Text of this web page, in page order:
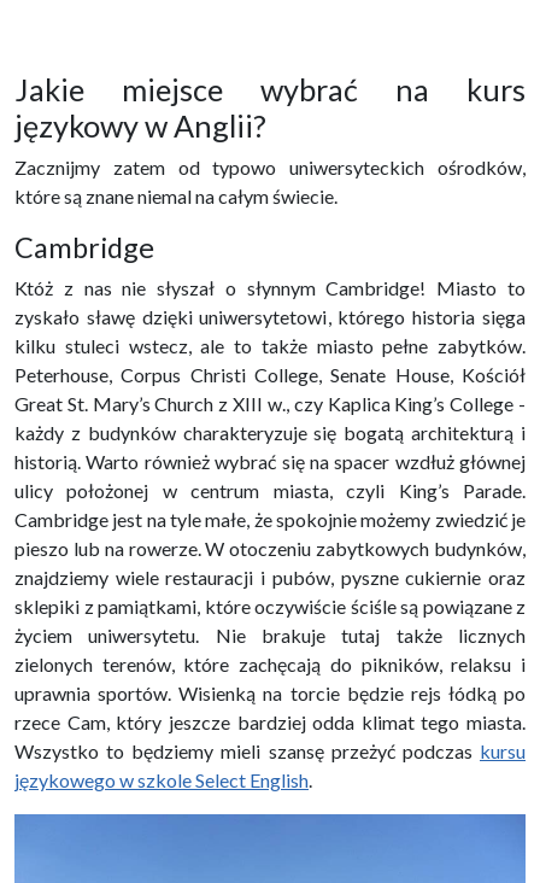
Jakie miejsce wybrać na kurs
językowy w Anglii?
Zacznijmy zatem od typowo uniwersyteckich ośrodków,
które są znane niemal na całym świecie.
Cambridge
Któż z nas nie słyszał o słynnym Cambridge! Miasto to
zyskało sławę dzięki uniwersytetowi, którego historia sięga
kilku stuleci wstecz, ale to także miasto pełne zabytków.
Peterhouse, Corpus Christi College, Senate House, Kościół
Great St. Mary’s Church z XIII w., czy Kaplica King’s College -
każdy z budynków charakteryzuje się bogatą architekturą i
historią. Warto również wybrać się na spacer wzdłuż głównej
ulicy położonej w centrum miasta, czyli King’s Parade.
Cambridge jest na tyle małe, że spokojnie możemy zwiedzić je
pieszo lub na rowerze. W otoczeniu zabytkowych budynków,
znajdziemy wiele restauracji i pubów, pyszne cukiernie oraz
sklepiki z pamiątkami, które oczywiście ściśle są powiązane z
życiem uniwersytetu. Nie brakuje tutaj także licznych
zielonych terenów, które zachęcają do pikników, relaksu i
uprawnia sportów. Wisienką na torcie będzie rejs łódką po
rzece Cam, który jeszcze bardziej odda klimat tego miasta.
Wszystko to będziemy mieli szansę przeżyć podczas kursu
językowego w szkole Select English.